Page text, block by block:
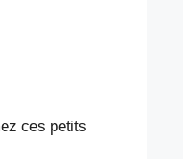
ces petits